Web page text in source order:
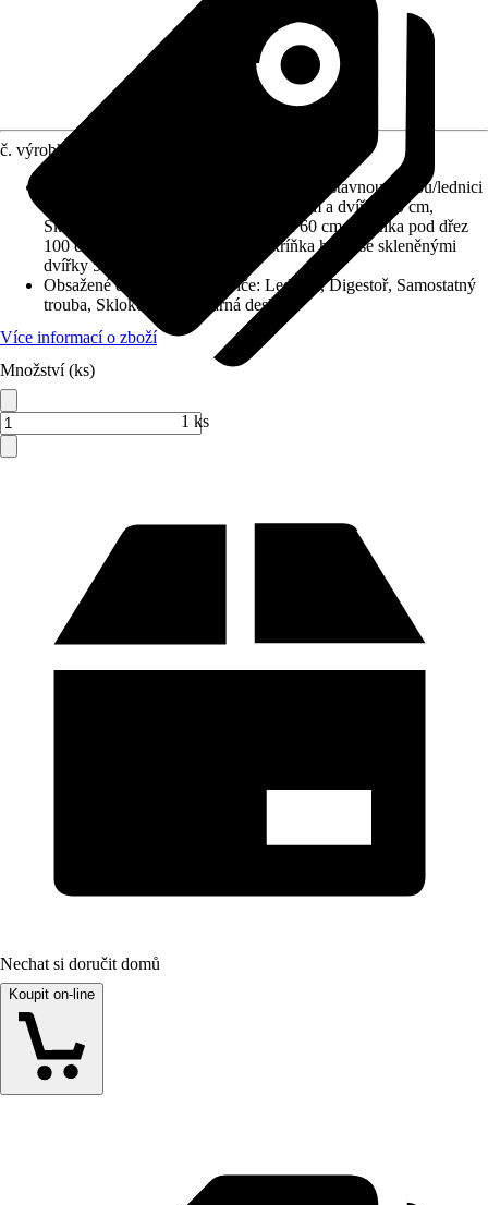
Prodej přes: HORNBACH
č. výrobku
Skríň na vestavnou troubu/lednici
výšky 88 cm, Skříňka spodní s šuplíkem a dvířky 50 cm,
Skříňka pro vestavnou varnou desku 60 cm, Skříňka pod dřez
100 cm, Skříňka horní 100 cm, Skříňka horní se skleněnými
dvířky 50 cm
Obsažené elektrické spotřebiče: Lednice, Digestoř, Samostatný
trouba, Sklokeramická varná deska
Více informací o zboží
Množství (ks)
1 ks
Nechat si doručit domů
Koupit on-line